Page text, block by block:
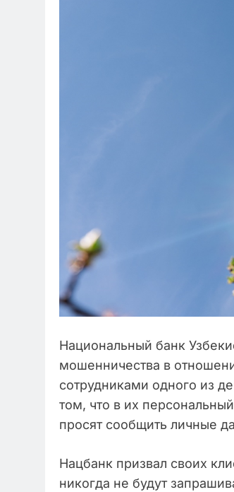
Национальный банк
мошенничества в
сотрудниками одного из
том, что в их
просят сообщить личные
Нацбанк призвал своих
никогда не будут